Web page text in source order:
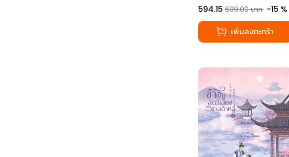
594.15 699.00 บาท -15 %
เพิ่มลงตะกร้า